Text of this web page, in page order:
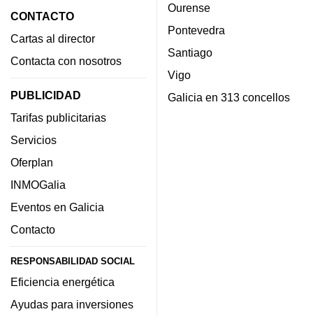
CONTACTO
Cartas al director
Contacta con nosotros
PUBLICIDAD
Tarifas publicitarias
Servicios
Oferplan
INMOGalia
Eventos en Galicia
Contacto
RESPONSABILIDAD SOCIAL
Eficiencia energética
Ayudas para inversiones
Ourense
Pontevedra
Santiago
Vigo
Galicia en 313 concellos